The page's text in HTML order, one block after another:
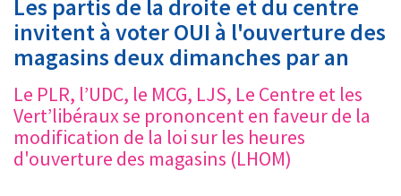
Les partis de la droite et du centre
invitent à voter OUI à l'ouverture des
magasins deux dimanches par an
Le PLR, l’UDC, le MCG, LJS, Le Centre et les
Vert’libéraux se prononcent en faveur de la
modification de la loi sur les heures
d'ouverture des magasins (LHOM)